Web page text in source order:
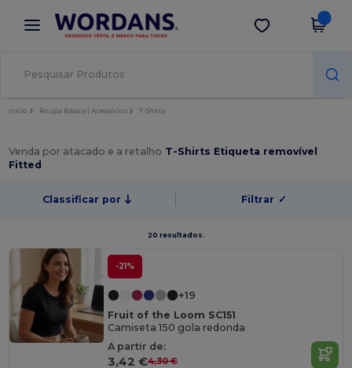
× App Wordans
Melhores preços na app!
Obter app
Início Roupa Básica | Acessórios T-Shirts
Venda por atacado e a retalho T-Shirts Etiqueta removível
Fitted
Classificar por Filtrar ✓
20 resultados.
-21%
+19
Fruit of the Loom SC151
Camiseta 150 gola redonda
A partir de:
3,42 €4,30 €